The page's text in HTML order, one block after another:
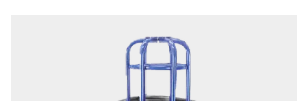
Ferroviário e Rodoviário
Seja um Fornecedor